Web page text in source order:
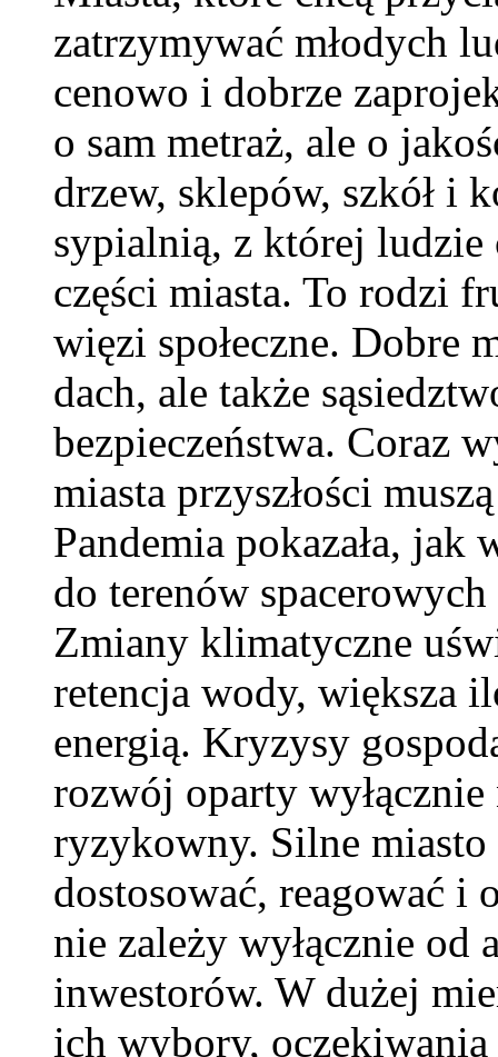
zatrzymywać młodych
cenowo i dobrze
o sam metraż, ale o
drzew, sklepów, szkół i
sypialnią, z której
części miasta. To rodzi
więzi społeczne. Dobre
dach, ale także
bezpieczeństwa. Coraz
miasta przyszłości
Pandemia pokazała, jak
do terenów
Zmiany klimatyczne
retencja wody, większa
energią. Kryzysy
rozwój oparty
ryzykowny. Silne
dostosować, reagować i
nie zależy wyłącznie
inwestorów. W dużej
ich wybory, oczekiwania